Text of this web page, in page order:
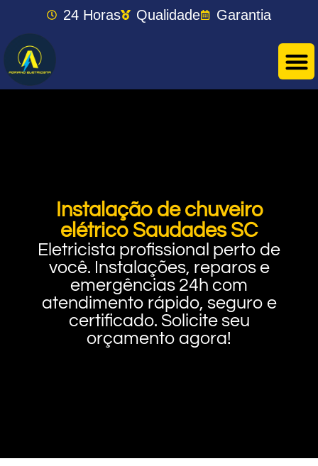
24 Horas Qualidade Garantia
Instalação de chuveiro
elétrico Saudades SC
Eletricista profissional perto de
você. Instalações, reparos e
emergências 24h com
atendimento rápido, seguro e
certificado. Solicite seu
orçamento agora!